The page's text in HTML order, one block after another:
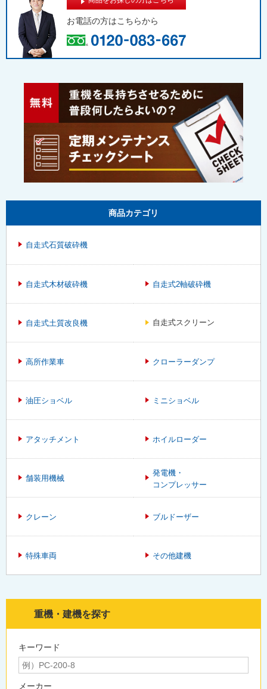
お電話の方はこちらから
商品カテゴリ
自走式石質破砕機
自走式木材破砕機 自走式2軸破砕機
自走式土質改良機 自走式スクリーン
高所作業車 クローラーダンプ
油圧ショベル ミニショベル
アタッチメント ホイルローダー
舗装用機械
発電機・
コンプレッサー
クレーン ブルドーザー
特殊車両 その他建機
重機・建機を探す
キーワード
メーカー